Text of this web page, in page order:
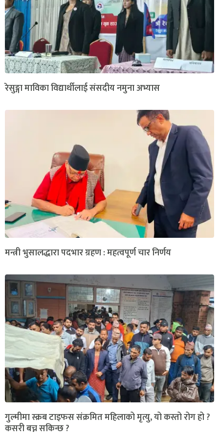
रेसुङ्गा माविका विद्यार्थीलाई संसदीय नमुना अभ्यास
मन्त्री भुसालद्धारा पदभार ग्रहण : महत्वपूर्ण चार निर्णय
गुल्मीमा स्क्रब टाइफस संक्रमित महिलाको मृत्यु, यो कस्तो रोग हो ?
कसरी बच्न सकिन्छ ?